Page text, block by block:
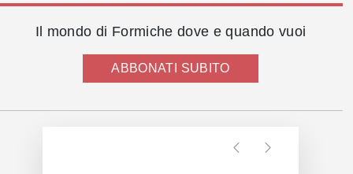
Il mondo di Formiche dove e quando vuoi
ABBONATI SUBITO